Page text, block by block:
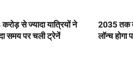
से ज्यादा यात्रियों ने
समय पर चली ट्रेनें
2035 तक
लॉन्च होगा